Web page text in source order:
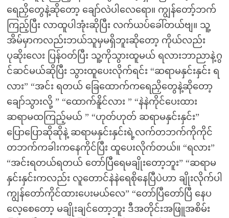
ရေညှိတွေနဲ့ဆိုတော့ ချော်လဲပါလေရော။ ကျွန်တော့်ဘက်
ကြည့်ပြီး လာထူပါအုံးဆိုပြီး လက်ယပ်ခေါ်တယ်ဗျ။ သူ့
အိမ်မှာကလည်းဘယ်သူမှမရှိဘူးဆိုတော့ ကိုယ်လည်း
ပုဆိုးလေး ပြန်ဝတ်ပြီး သူ့ကိုသွားထူမယ် ရလားဘာညာနဲ့ဂွ
င်ဆင်မယ်ဆိုပြီး သွားထူပေးလိုက်ရင်း “‌ဆရာမနှင်းနှင်း ရ
လား” “‌အင်း ရတယ် ခြေထောက်ကရေညှိတွေနဲ့ဆိုတော့
ချော်သွားလို့ ” “‌ထောက်နိူင်လား ” “‌နဲနဲကိုင်ပေးထား
ဆရာမထကြည့်မယ် ” “‌ဟုတ်ဟုတ် ဆရာမနှင်းနှင်း”
‌ပြောပြောဆိုဆိုနဲ့ ဆရာမနှင်းနှင်းရဲ့လက်တဘက်ကိုကိုင်
တဘက်ကခါးကနေကိုင်ပြီး ထူပေးလိုက်တယ်။ “ရလား”
“‌အင်းရတယ်ရတယ် တော်ပြီရေမချိုးတော့ဘူး” “‌ဆရာမ
နှင်းနှင်းကလည်း လူတောင်နဲနဲရေစိုနေပြီပဲဟာ ချိုးလိုက်ပါ
ကျွန်တော်ကိုင်ထားပေးမယ်လေ” “‌တော်ပြီတော်ပြီ နေပ
လေ့စေတော့ မချိုးချင်တော့ဘူး ဒီအတိုင်းအဖြူအစိမ်း